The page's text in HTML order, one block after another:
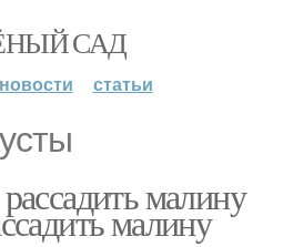
САД
новости статьи
малину
малину